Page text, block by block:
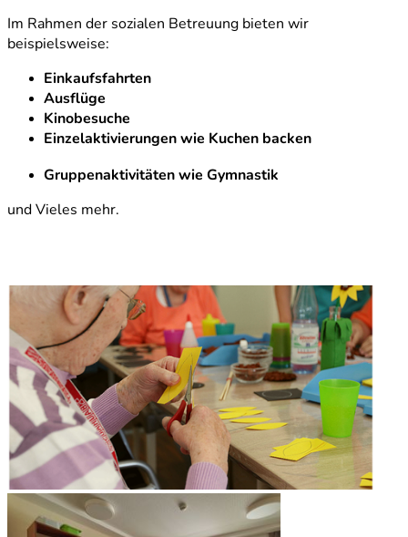
Im Rahmen der sozialen Betreuung bieten wir
beispielsweise:
Einkaufsfahrten
Ausflüge
Kinobesuche
Einzelaktivierungen wie Kuchen backen
Gruppenaktivitäten wie Gymnastik
und Vieles mehr.